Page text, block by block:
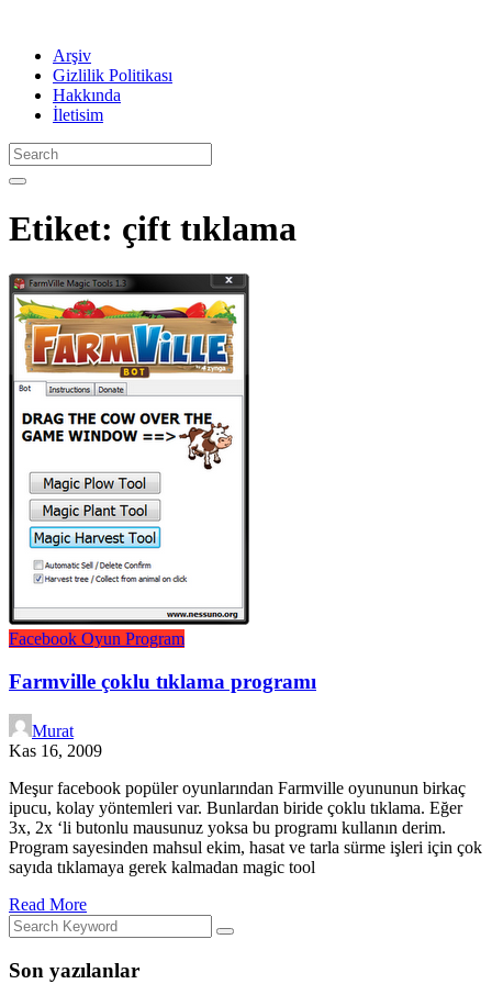
Arşiv
Gizlilik Politikası
Hakkında
İletisim
Etiket: çift tıklama
Facebook Oyun Program
Farmville çoklu tıklama programı
Murat
Kas 16, 2009
Meşur facebook popüler oyunlarından Farmville oyununun birkaç
ipucu, kolay yöntemleri var. Bunlardan biride çoklu tıklama. Eğer
3x, 2x ‘li butonlu mausunuz yoksa bu programı kullanın derim.
Program sayesinden mahsul ekim, hasat ve tarla sürme işleri için çok
sayıda tıklamaya gerek kalmadan magic tool
Read More
Son yazılanlar